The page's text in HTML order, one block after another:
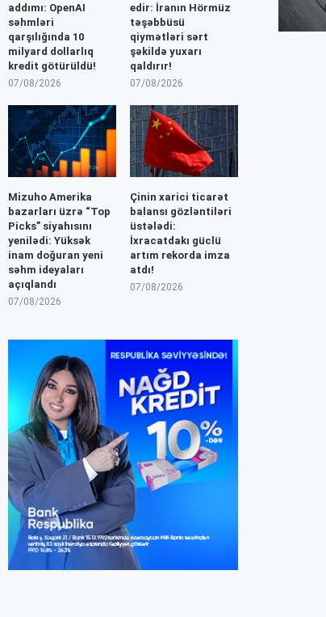
addımı: OpenAI
səhmləri
qarşılığında 10
milyard dollarlıq
kredit götürüldü!
07/08/2026
edir: İranın Hörmüz
təşəbbüsü
qiymətləri sərt
şəkildə yuxarı
qaldırır!
07/08/2026
Mizuho Amerika
bazarları üzrə “Top
Picks” siyahısını
yenilədi: Yüksək
inam doğuran yeni
səhm ideyaları
açıqlandı
07/08/2026
Çinin xarici ticarət
balansı gözləntiləri
üstələdi:
İxracatdakı güclü
artım rekorda imza
atdı!
07/08/2026